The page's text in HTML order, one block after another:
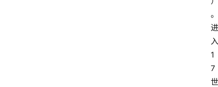
。
进
入
1
7
世